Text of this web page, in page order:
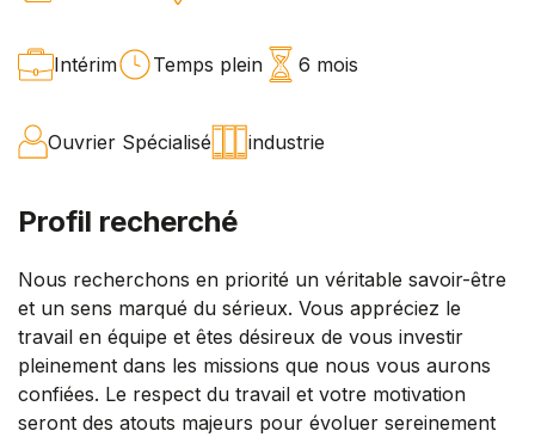
Intérim Temps plein 6 mois
Ouvrier Spécialisé industrie
Profil recherché
Nous recherchons en priorité un véritable savoir-être
et un sens marqué du sérieux. Vous appréciez le
travail en équipe et êtes désireux de vous investir
pleinement dans les missions que nous vous aurons
confiées. Le respect du travail et votre motivation
seront des atouts majeurs pour évoluer sereinement